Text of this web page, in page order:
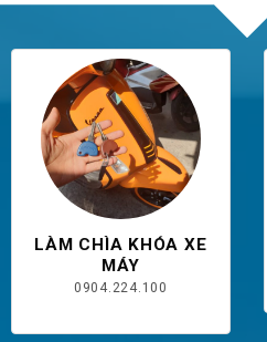
LÀM CHÌA KHÓA XE
MÁY
0904.224.100